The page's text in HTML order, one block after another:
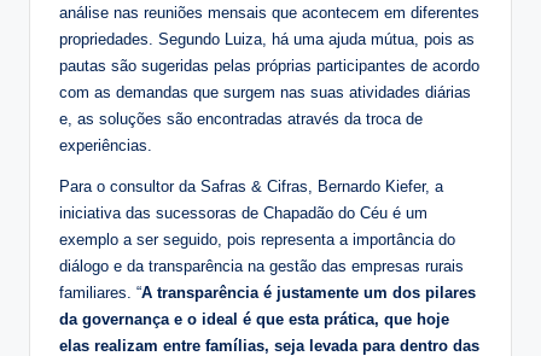
análise nas reuniões mensais que acontecem em diferentes
propriedades. Segundo Luiza, há uma ajuda mútua, pois as
pautas são sugeridas pelas próprias participantes de acordo
com as demandas que surgem nas suas atividades diárias
e, as soluções são encontradas através da troca de
experiências.
Para o consultor da Safras & Cifras, Bernardo Kiefer, a
iniciativa das sucessoras de Chapadão do Céu é um
exemplo a ser seguido, pois representa a importância do
diálogo e da transparência na gestão das empresas rurais
familiares. “A transparência é justamente um dos pilares
da governança e o ideal é que esta prática, que hoje
elas realizam entre famílias, seja levada para dentro das